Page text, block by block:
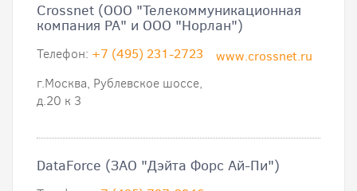
Crossnet (ООО "Телекоммуникационная
компания РА" и ООО "Норлан")
www.crossnet.ru
Телефон: +7 (495) 231-2723
г.Москва, Рублевское шоссе,
д.20 к 3
DataForce (ЗАО "Дэйта Форс Ай-Пи")